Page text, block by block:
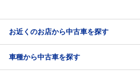
お近くのお店から中古車を探す
車種から中古車を探す